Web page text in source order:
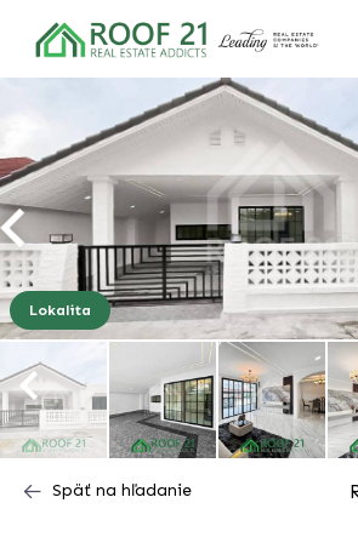
Lokalita
Späť na hľadanie